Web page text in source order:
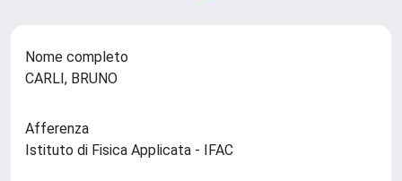
Nome completo
CARLI, BRUNO
Afferenza
Istituto di Fisica Applicata - IFAC